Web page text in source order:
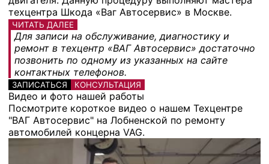
техцентра Шкода «Ваг Автосервис» в Москве.
ЧИТАТЬ ДАЛЕЕ
Для записи на обслуживание, диагностику и
ремонт в техцентр «ВАГ Автосервис» достаточно
позвонить по одному из указанных на сайте
контактных телефонов.
ЗАПИСАТЬСЯ КОНСУЛЬТАЦИЯ
Видео и фото нашей работы
Посмотрите короткое видео о нашем Техцентре
"ВАГ Автосервис" на Лобненской по ремонту
автомобилей концерна VAG.